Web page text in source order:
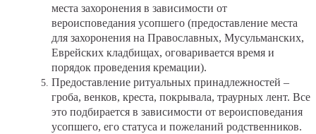
места захоронения в зависимости от
вероисповедания усопшего (предоставление места
для захоронения на Православных, Мусульманских,
Еврейских кладбищах, оговаривается время и
порядок проведения кремации).
Предоставление ритуальных принадлежностей –
гроба, венков, креста, покрывала, траурных лент. Все
это подбирается в зависимости от вероисповедания
усопшего, его статуса и пожеланий родственников.